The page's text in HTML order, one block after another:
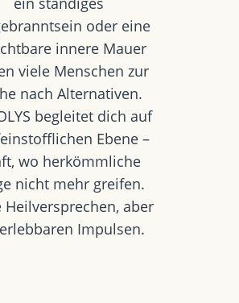
oder eine
innere Mauer
viele Menschen zur
nach Alternativen.
begleitet dich auf
Ebene –
wo herkömmliche
nicht mehr greifen.
Heilversprechen, aber
Impulsen.